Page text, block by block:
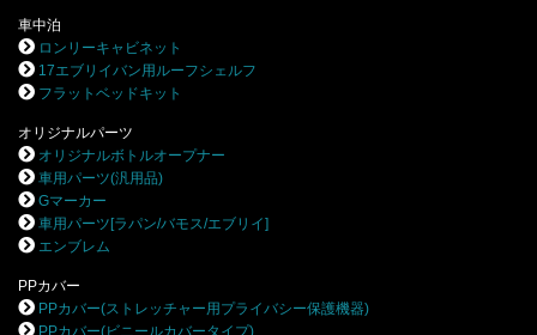
車中泊
ロンリーキャビネット
17エブリイバン用ルーフシェルフ
フラットベッドキット
オリジナルパーツ
オリジナルボトルオープナー
車用パーツ(汎用品)
Gマーカー
車用パーツ[ラパン/バモス/エブリイ]
エンブレム
PPカバー
PPカバー(ストレッチャー用プライバシー保護機器)
PPカバー(ビニールカバータイプ)